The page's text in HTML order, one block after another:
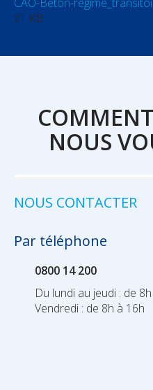
81 KB
NOUS
NOUS CONTACTER
Par téléphone
0800 14 200
Du lundi au jeudi : de
Vendredi : de 8h à 16h